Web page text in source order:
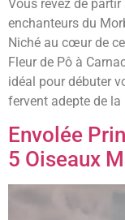
Vous rêvez de
enchanteurs du
Niché au cœur de
Fleur de Pô à
idéal pour débuter
fervent adepte de la
Envolée
5 Oiseaux